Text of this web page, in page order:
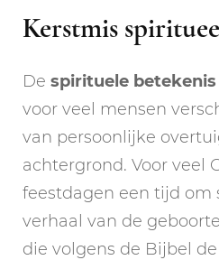
Kerstmis
De spirituele
voor veel mensen
van persoonlijke
achtergrond. Voor veel
feestdagen een tijd om
verhaal van de
die volgens de Bijbel